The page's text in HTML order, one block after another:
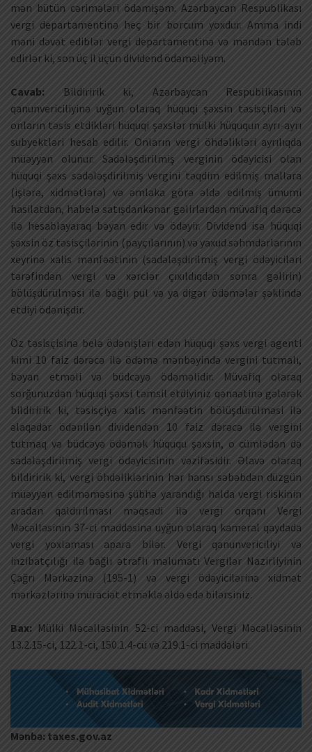
mən bütün cərimələri ödəmişəm. Azərbaycan Respublikası
vergi departamentinə heç bir borcum yoxdur. Amma indi
məni dəvət ediblər vergi departamentinə və məndən tələb
edirlər ki, son üç il üçün dividend ödəməliyəm.
Cavab: Bildiririk ki, Azərbaycan Respublikasının
qanunvericiliyinə uyğun olaraq hüquqi şəxsin təsisçiləri və
onların təsis etdikləri hüquqi şəxslər mülki hüququn ayrı-ayrı
subyektləri hesab edilir. Onların vergi öhdəlikləri ayrılıqda
müəyyən olunur. Sadələşdirilmiş verginin ödəyicisi olan
hüquqi şəxs sadələşdirilmiş vergini təqdim edilmiş mallara
(işlərə, xidmətlərə) və əmlaka görə əldə edilmiş ümumi
hasilatdan, habelə satışdankənar gəlirlərdən müvafiq dərəcə
ilə hesablayaraq bəyan edir və ödəyir. Dividend isə hüquqi
şəxsin öz təsisçilərinin (payçılarının) və yaxud səhmdarlarının
xeyrinə xalis mənfəətinin (sadələşdirilmiş vergi ödəyiciləri
tərəfindən vergi və xərclər çıxıldıqdan sonra gəlirin)
bölüşdürülməsi ilə bağlı pul və ya digər ödəmələr şəklində
etdiyi ödənişdir.
Öz təsisçisinə belə ödənişləri edən hüquqi şəxs vergi agenti
kimi 10 faiz dərəcə ilə ödəmə mənbəyində vergini tutmalı,
bəyan etməli və büdcəyə ödəməlidir. Müvafiq olaraq
sorğunuzdan hüquqi şəxsi təmsil etdiyiniz qənaətinə gələrək
bildiririk ki, təsisçiyə xalis mənfəətin bölüşdürülməsi ilə
əlaqədar ödənilən dividendən 10 faiz dərəcə ilə vergini
tutmaq və büdcəyə ödəmək hüququ şəxsin, o cümlədən də
sadələşdirilmiş vergi ödəyicisinin vəzifəsidir. Əlavə olaraq
bildiririk ki, vergi öhdəliklərinin hər hansı səbəbdən düzgün
müəyyən edilməməsinə şübhə yarandığı halda vergi riskinin
aradan qaldırılması məqsədi ilə vergi orqanı Vergi
Məcəlləsinin 37-ci maddəsinə uyğun olaraq kameral qaydada
vergi yoxlaması apara bilər. Vergi qanunvericiliyi və
inzibatçılığı ilə bağlı ətraflı məlumatı Vergilər Nazirliyinin
Çağrı Mərkəzinə (195-1) və vergi ödəyicilərinə xidmət
mərkəzlərinə müraciət etməklə əldə edə bilərsiniz.
Bax: Mülki Məcəlləsinin 52-ci maddəsi, Vergi Məcəlləsinin
13.2.15-ci, 122.1-ci, 150.1.4-cü və 219.1-ci maddələri.
Mənbə: taxes.gov.az